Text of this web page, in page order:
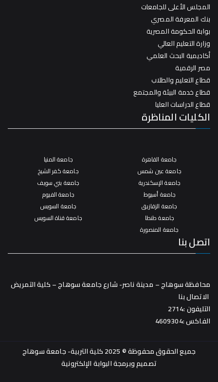
المجلس الأعلى للجامعات
بنك المعرفة المصري
بوابة الحكومة المصرية
وزارة التعليم العالي
أكاديمية البحث العلمي
مصر الرقمية
قطاع التعليم والطلاب
قطاع خدمة البيئة والمجتمع
قطاع الدراسات العليا
الكليات المناظرة
جامعة القاهرة
جامعة عين شمس
جامعة الإسكندرية
جامعة أسيوط
جامعة الزقازيق
جامعة طنطا
جامعة المنصورة
جامعة المنيا
جامعة كفر الشيخ
جامعة بني سويف
جامعة الفيوم
جامعة السويس
جامعة قناة السويس
اتصل بنا
محافظة سوهاج – مدينة ناصر- شارع جامعة سوهاج – كلية التمريض
الاتصال بنا
التليفون :2714
الفاكس :4609304
جميع الحقوق محفوظة © 2025 كلية التربية- جامعة سوهاج
تصميم وبرمجةالبوابة الإلكترونية